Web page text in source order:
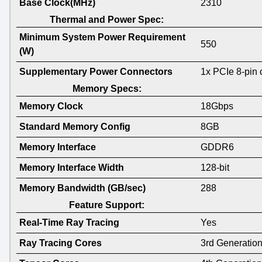
Base Clock(MHz)
2310
Thermal and Power Spec:
Minimum System Power Requirement
(W)
550
Supplementary Power Connectors
1x PCIe 8-pin
Memory Specs:
Memory Clock
18Gbps
Standard Memory Config 8GB
Memory Interface GDDR6
Memory Interface Width 128-bit
Memory Bandwidth (GB/sec)
288
Feature Support:
Real-Time Ray Tracing
Yes
Ray Tracing Cores 3rd Generation